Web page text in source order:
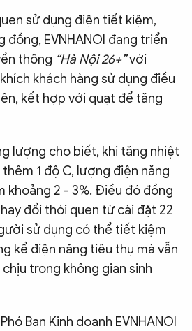
sử dụng điện tiết kiệm,
đồng, EVNHANOI đang triển
thông “Hà Nội 26+”với
khách hàng sử dụng điều
kết hợp với quạt để tăng
lượng cho biết, khi tăng nhiệt
1 độ C, lượng điện năng
khoảng 2 - 3%. Điều đó đồng
đổi thói quen từ cài đặt 22
sử dụng có thể tiết kiệm
kể điện năng tiêu thụ mà vẫn
trong không gian sinh
Ban Kinh doanh EVNHANOI